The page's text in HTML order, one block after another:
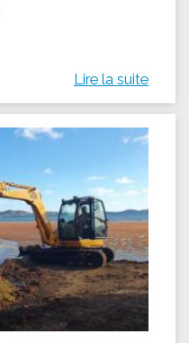
Lire la suite